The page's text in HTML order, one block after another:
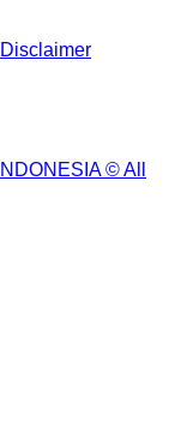
Disclaimer
© All